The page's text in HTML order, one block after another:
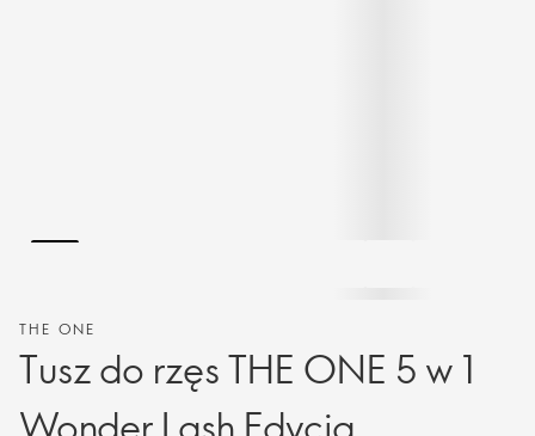
THE ONE
Tusz do rzęs THE ONE 5 w 1
Wonder Lash Edycja